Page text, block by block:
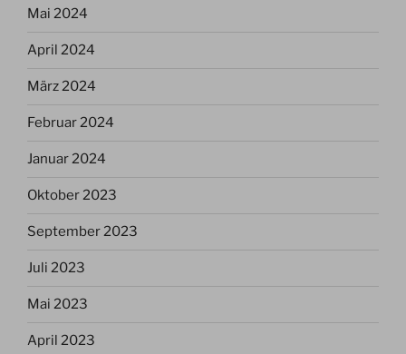
Mai 2024
April 2024
März 2024
Februar 2024
Januar 2024
Oktober 2023
September 2023
Juli 2023
Mai 2023
April 2023